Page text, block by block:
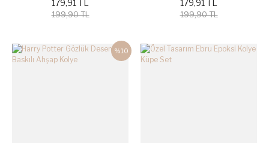
179,91 TL
199,90 TL
179,91 TL
199,90 TL
%10